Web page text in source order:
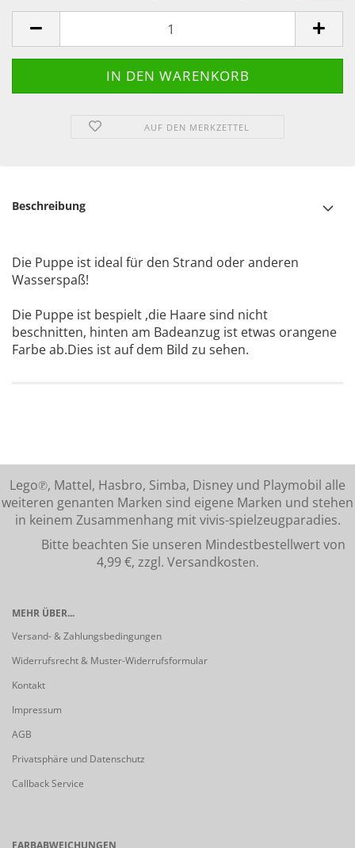
AUF DEN MERKZETTEL
Beschreibung
Die Puppe ist ideal für den Strand oder anderen
Wasserspaß!
Die Puppe ist bespielt ,die Haare sind nicht
beschnitten, hinten am Badeanzug ist etwas orangene
Farbe ab.Dies ist auf dem Bild zu sehen.
Lego℗, Mattel, Hasbro, Simba, Disney und Playmobil alle
weiteren genanten Marken sind eigene Marken und stehen
in keinem Zusammenhang mit vivis-spielzeugparadies.
Bitte beachten Sie unseren Mindestbestellwert von
4,99 €, zzgl. Versandkosten.
MEHR ÜBER...
Versand- & Zahlungsbedingungen
Widerrufsrecht & Muster-Widerrufsformular
Kontakt
Impressum
AGB
Privatsphäre und Datenschutz
Callback Service
FARBABWEICHUNGEN